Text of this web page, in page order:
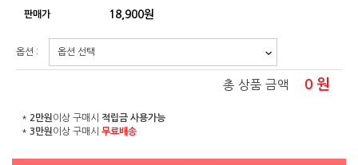
판매가 18,900원
옵션 :
총 상품 금액 0 원
* 2만원 이상 구매시 적립금 사용가능
* 3만원 이상 구매시 무료배송